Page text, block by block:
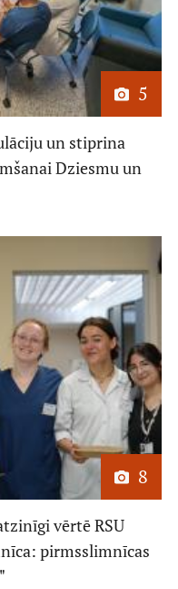
5
un stiprina
Dziesmu un
8
vērtē RSU
pirmsslimnīcas